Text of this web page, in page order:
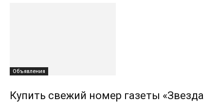
Объявления
Купить свежий номер газеты «Звезда